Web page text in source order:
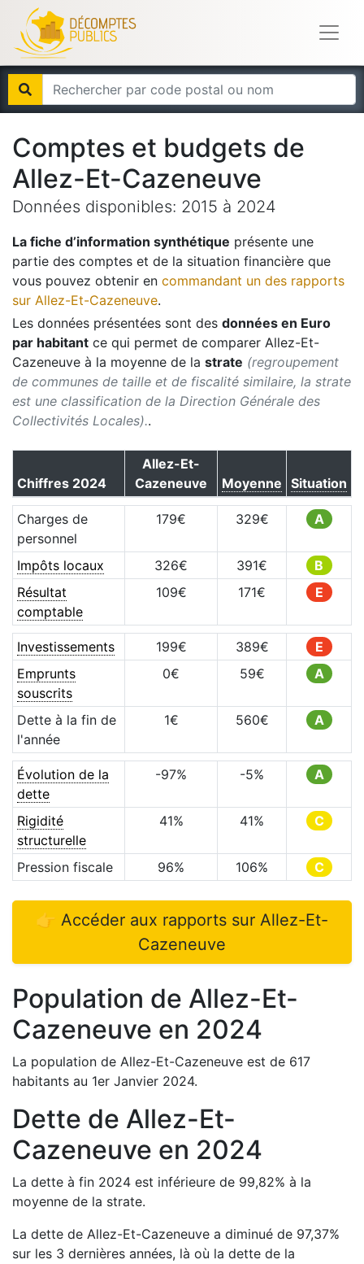
Comptes et budgets de
Allez-Et-Cazeneuve
Données disponibles: 2015 à 2024
La fiche d’information synthétique présente une
partie des comptes et de la situation financière que
vous pouvez obtenir en commandant un des rapports
sur Allez-Et-Cazeneuve.
Les données présentées sont des données en Euro
par habitant ce qui permet de comparer Allez-Et-
Cazeneuve à la moyenne de la strate (regroupement
de communes de taille et de fiscalité similaire, la strate
est une classification de la Direction Générale des
Collectivités Locales)..
Chiffres 2024
Allez-Et-
Cazeneuve
Moyenne Situation
Charges de
personnel
179€ 329€ A
Impôts locaux 326€ 391€
B
Résultat
comptable
109€ 171€ E
Investissements 199€ 389€
E
Emprunts
souscrits
0€ 59€ A
Dette à la fin de
l'année
1€ 560€ A
Évolution de la
dette
-97% -5% A
Rigidité
structurelle
41% 41% C
Pression fiscale 96% 106% C
👉 Accéder aux rapports sur Allez-Et-
Cazeneuve
Population de Allez-Et-
Cazeneuve en 2024
La population de Allez-Et-Cazeneuve est de 617
habitants au 1er Janvier 2024.
Dette de Allez-Et-
Cazeneuve en 2024
La dette à fin 2024 est inférieure de 99,82% à la
moyenne de la strate.
La dette de Allez-Et-Cazeneuve a diminué de 97,37%
sur les 3 dernières années, là où la dette de la